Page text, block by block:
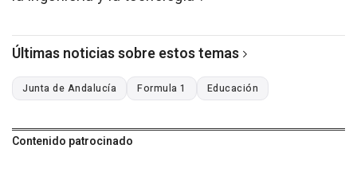
Últimas noticias sobre estos temas
Junta de Andalucía Formula 1 Educación
Contenido patrocinado